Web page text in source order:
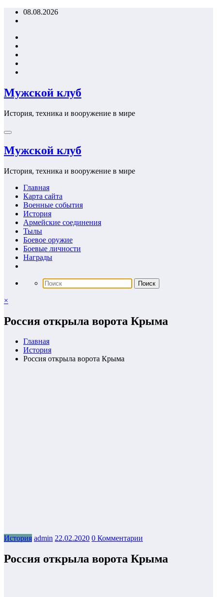
Перейти08.08.2026
Мужской клуб
История, техника и вооружение в мире
Мужской клуб
История, техника и вооружение в мире
Главная
Карта сайта
Военные события
История
Армейские соединения
Тылы
Боевое оружие
Боевые личности
Награды
×
Россия открыла ворота Крыма
Главная
История
Россия открыла ворота Крыма
История admin 22.02.2020 0 Комментарии
Россия открыла ворота Крыма